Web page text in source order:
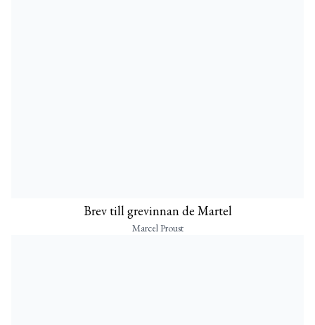
Brev till grevinnan de Martel
Marcel Proust